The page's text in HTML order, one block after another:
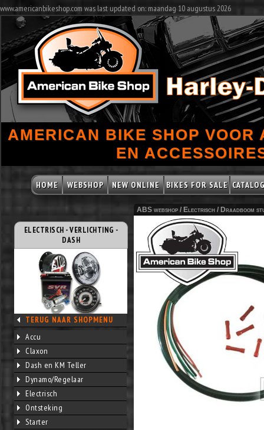
www.americanbikeshop.com was last updated on: maandag 10 augustus 2026
AMERICAN BIKE SHOP VOOR
EN
HOME WEBSHOP NEW ONLINE BIKES FOR SALE
ELECTRISCH - VERLICHTING -
DASH
TERUG NAAR SHOPMENU
Accu
Claxon
Dash en KM Teller
Dynamo/Regelaar
Electrisch
Ontsteking
Starter
ABS webshop / Electrisch / Draadboom